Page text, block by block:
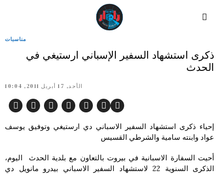
مناسبات
ذكرى استشهاد السفير الإسباني ارستيغي في
الحدث
الأحد, 17 أبريل 2011, 10:04
إحياء ذكرى استشهاد السفير الاسباني دي ارستيغي وتوفيق يوسف
عواد وابنته سامية والشرطي القسيس
أحيت السفارة الاسبانية في بيروت بالتعاون مع بلدية الحدث اليوم،
الذكرى السنوية 22 لاستشهاد السفير الاسباني بيدرو مانويل دي